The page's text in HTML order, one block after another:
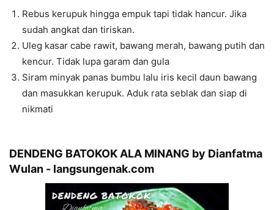
Rebus kerupuk hingga empuk tapi tidak hancur. Jika
sudah angkat dan tiriskan.
Uleg kasar cabe rawit, bawang merah, bawang putih dan
kencur. Tidak lupa garam dan gula
Siram minyak panas bumbu lalu iris kecil daun bawang
dan masukkan kerupuk. Aduk rata seblak dan siap di
nikmati
DENDENG BATOKOK ALA MINANG by Dianfatma
Wulan - langsungenak.com